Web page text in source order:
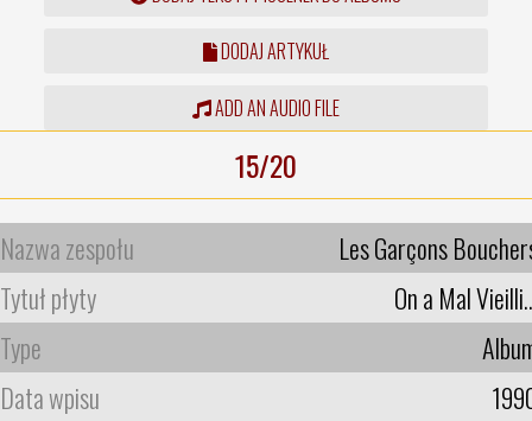
DODAJ ARTYKUŁ
ADD AN AUDIO FILE
15/20
Nazwa zespołu
Les Garçons
Tytuł płyty
On a Mal
Type
Data wpisu